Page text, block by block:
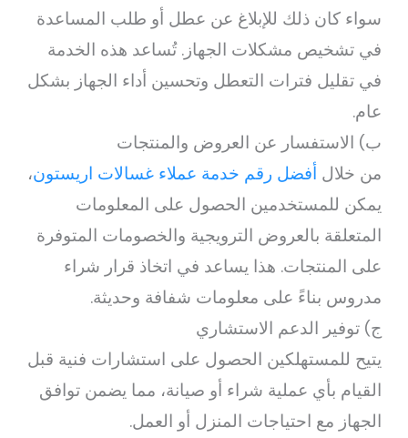
سواء كان ذلك للإبلاغ عن عطل أو طلب المساعدة
في تشخيص مشكلات الجهاز. تُساعد هذه الخدمة
في تقليل فترات التعطل وتحسين أداء الجهاز بشكل
عام.
ب) الاستفسار عن العروض والمنتجات
من خلال أفضل رقم خدمة عملاء غسالات اريستون،
يمكن للمستخدمين الحصول على المعلومات
المتعلقة بالعروض الترويجية والخصومات المتوفرة
على المنتجات. هذا يساعد في اتخاذ قرار شراء
مدروس بناءً على معلومات شفافة وحديثة.
ج) توفير الدعم الاستشاري
يتيح للمستهلكين الحصول على استشارات فنية قبل
القيام بأي عملية شراء أو صيانة، مما يضمن توافق
الجهاز مع احتياجات المنزل أو العمل.